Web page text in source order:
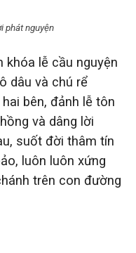
phát nguyện
khóa lễ cầu nguyện
dâu và chú rể
bên, đảnh lễ tôn
và dâng lời
suốt đời thâm tín
luôn luôn xứng
trên con đường